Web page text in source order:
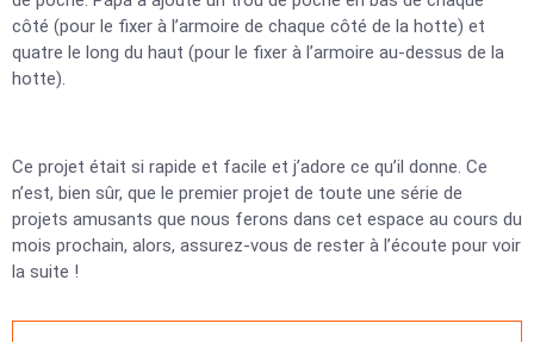
côté (pour le fixer à l’armoire de chaque côté de la hotte) et
quatre le long du haut (pour le fixer à l’armoire au-dessus de la
hotte).
Ce projet était si rapide et facile et j’adore ce qu’il donne. Ce
n’est, bien sûr, que le premier projet de toute une série de
projets amusants que nous ferons dans cet espace au cours du
mois prochain, alors, assurez-vous de rester à l’écoute pour voir
la suite !